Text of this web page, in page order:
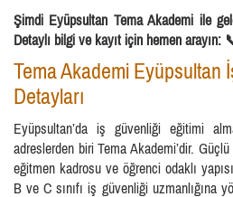
Şimdi Eyüpsultan Tema Akademi ile
Detaylı bilgi ve kayıt için hemen arayın:
Tema Akademi Eyüpsultan
Detayları
Eyüpsultan’da iş güvenliği eğitimi
adreslerden biri Tema Akademi’dir.
eğitmen kadrosu ve öğrenci odaklı
B ve C sınıfı iş güvenliği uzmanlığına